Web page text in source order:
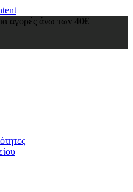
αγορές άνω των 40€